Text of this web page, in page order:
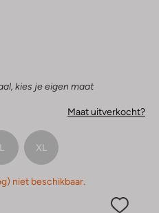
kies je eigen maat
Maat uitverkocht?
L XL
niet beschikbaar.